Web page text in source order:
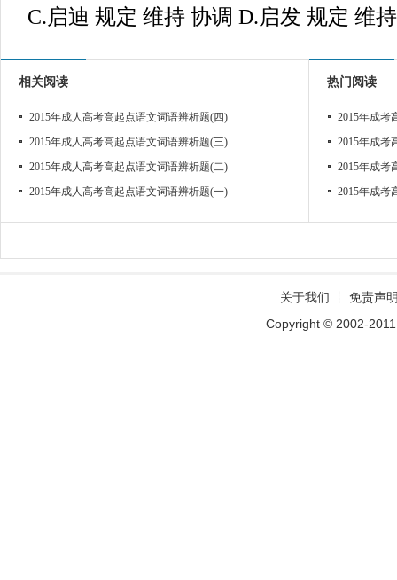
C.启迪 规定 维持 协调 D.启发 规定 维
相关阅读
2015年成人高考高起点语文词语辨析题(四)
2015年成人高考高起点语文词语辨析题(三)
2015年成人高考高起点语文词语辨析题(二)
2015年成人高考高起点语文词语辨析题(一)
热门阅读
2015年成考
2015年成考
2015年成考
2015年成考
关于我们 ┊ 免责声
Copyright © 2002-